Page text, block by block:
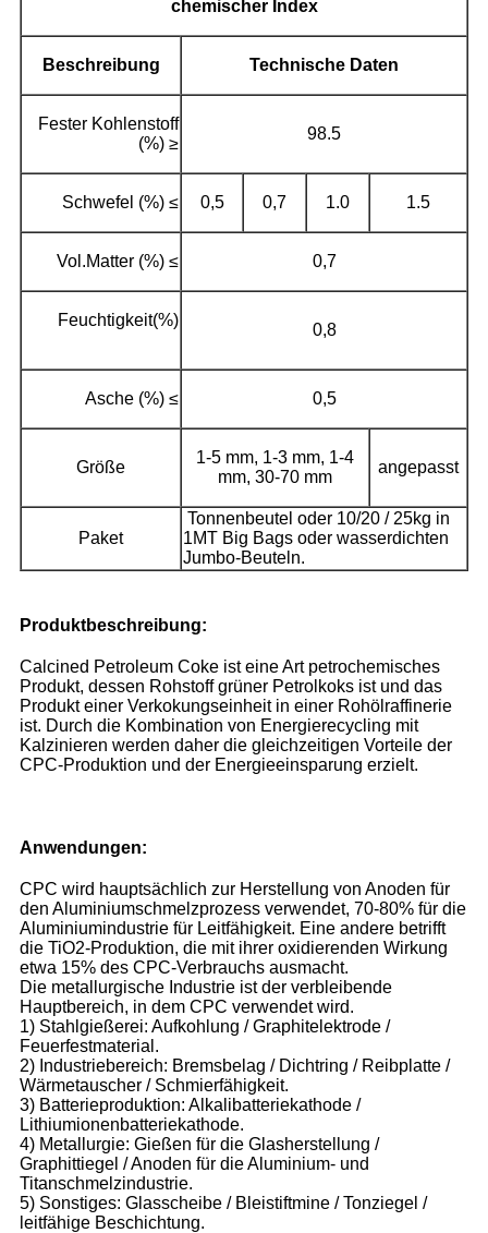
chemischer Index
Beschreibung Technische Daten
Fester Kohlenstoff
(%) ≥
98.5
Schwefel (%) ≤ 0,5 0,7 1.0 1.5
Vol.Matter (%) ≤ 0,7
Feuchtigkeit(%)
0,8
Asche (%) ≤ 0,5
Größe
1-5 mm, 1-3 mm, 1-4
mm, 30-70 mm
angepasst
Paket
Tonnenbeutel oder 10/20 / 25kg in
1MT Big Bags oder wasserdichten
Jumbo-Beuteln.
Produktbeschreibung:
Calcined Petroleum Coke ist eine Art petrochemisches
Produkt, dessen Rohstoff grüner Petrolkoks ist und das
Produkt einer Verkokungseinheit in einer Rohölraffinerie
ist. Durch die Kombination von Energierecycling mit
Kalzinieren werden daher die gleichzeitigen Vorteile der
CPC-Produktion und der Energieeinsparung erzielt.
Anwendungen:
CPC wird hauptsächlich zur Herstellung von Anoden für
den Aluminiumschmelzprozess verwendet, 70-80% für die
Aluminiumindustrie für Leitfähigkeit. Eine andere betrifft
die TiO2-Produktion, die mit ihrer oxidierenden Wirkung
etwa 15% des CPC-Verbrauchs ausmacht.
Die metallurgische Industrie ist der verbleibende
Hauptbereich, in dem CPC verwendet wird.
1) Stahlgießerei: Aufkohlung / Graphitelektrode /
Feuerfestmaterial.
2) Industriebereich: Bremsbelag / Dichtring / Reibplatte /
Wärmetauscher / Schmierfähigkeit.
3) Batterieproduktion: Alkalibatteriekathode /
Lithiumionenbatteriekathode.
4) Metallurgie: Gießen für die Glasherstellung /
Graphittiegel / Anoden für die Aluminium- und
Titanschmelzindustrie.
5) Sonstiges: Glasscheibe / Bleistiftmine / Tonziegel /
leitfähige Beschichtung.